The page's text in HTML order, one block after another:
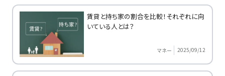
賃貸と持ち家の割合を比較！それぞれに向
いている人とは？
マネー 2025/09/12